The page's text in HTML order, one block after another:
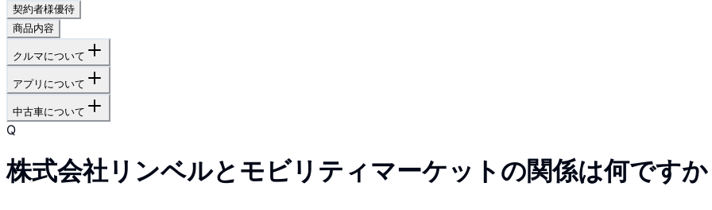
契約者様優待
商品内容
クルマについて
アプリについて
中古車について
Q
株式会社リンベルとモビリティマーケットの関係は何です